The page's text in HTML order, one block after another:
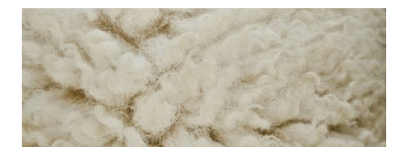
D’OVELLA
TÉ
MÉS
BENEFICIS
QUE
LA
LLET